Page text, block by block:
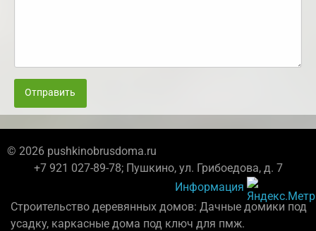
Отправить
© 2026 pushkinobrusdoma.ru
+7 921 027-89-78; Пушкино, ул. Грибоедова, д. 7
Информация
Строительство деревянных домов: Дачные домики под
усадку, каркасные дома под ключ для пмж.